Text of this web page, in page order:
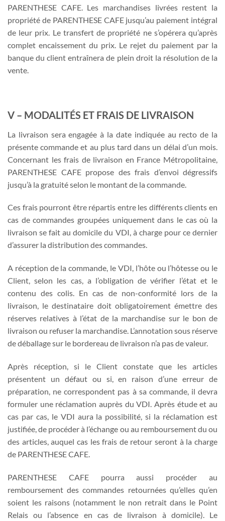
PARENTHESE CAFE. Les marchandises livrées restent la
propriété de PARENTHESE CAFE jusqu’au paiement intégral
de leur prix. Le transfert de propriété ne s’opérera qu’après
complet encaissement du prix. Le rejet du paiement par la
banque du client entraînera de plein droit la résolution de la
vente.
V – MODALITÉS ET FRAIS DE LIVRAISON
La livraison sera engagée à la date indiquée au recto de la
présente commande et au plus tard dans un délai d’un mois.
Concernant les frais de livraison en France Métropolitaine,
PARENTHESE CAFE propose des frais d’envoi dégressifs
jusqu’à la gratuité selon le montant de la commande.
Ces frais pourront être répartis entre les différents clients en
cas de commandes groupées uniquement dans le cas où la
livraison se fait au domicile du VDI, à charge pour ce dernier
d’assurer la distribution des commandes.
A réception de la commande, le VDI, l’hôte ou l’hôtesse ou le
Client, selon les cas, a l’obligation de vérifier l’état et le
contenu des colis. En cas de non-conformité lors de la
livraison, le destinataire doit obligatoirement émettre des
réserves relatives à l’état de la marchandise sur le bon de
livraison ou refuser la marchandise. L’annotation sous réserve
de déballage sur le bordereau de livraison n’a pas de valeur.
Après réception, si le Client constate que les articles
présentent un défaut ou si, en raison d’une erreur de
préparation, ne correspondent pas à sa commande, il devra
formuler une réclamation auprès du VDI. Après étude et au
cas par cas, le VDI aura la possibilité, si la réclamation est
justifiée, de procéder à l’échange ou au remboursement du ou
des articles, auquel cas les frais de retour seront à la charge
de PARENTHESE CAFE.
PARENTHESE CAFE pourra aussi procéder au
remboursement des commandes retournées qu’elles qu’en
soient les raisons (notamment le non retrait dans le Point
Relais ou l’absence en cas de livraison à domicile). Le